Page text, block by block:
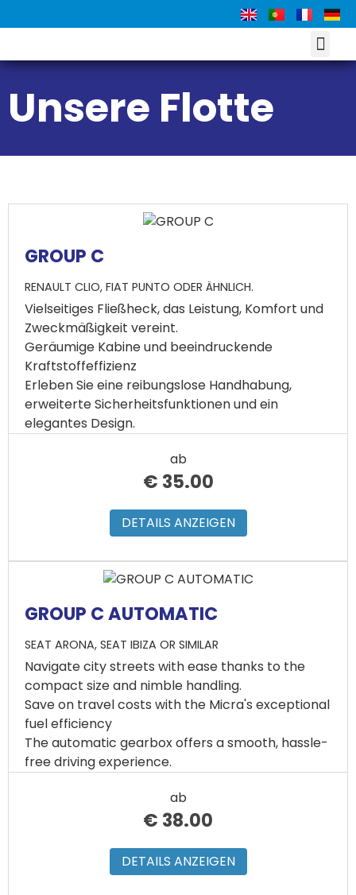
Unsere Flotte
GROUP C
RENAULT CLIO, FIAT PUNTO ODER ÄHNLICH.
Vielseitiges Fließheck, das Leistung, Komfort und
Zweckmäßigkeit vereint.
Geräumige Kabine und beeindruckende
Kraftstoffeffizienz
Erleben Sie eine reibungslose Handhabung,
erweiterte Sicherheitsfunktionen und ein
elegantes Design.
ab
€ 35.00
DETAILS ANZEIGEN
GROUP C AUTOMATIC
SEAT ARONA, SEAT IBIZA OR SIMILAR
Navigate city streets with ease thanks to the
compact size and nimble handling.
Save on travel costs with the Micra's exceptional
fuel efficiency
The automatic gearbox offers a smooth, hassle-
free driving experience.
ab
€ 38.00
DETAILS ANZEIGEN